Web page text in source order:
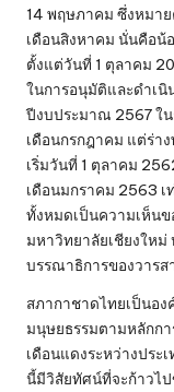
14 พฤษภาคม ซึ่งหมา
เดือนสิงหาคม นั่นคือน้
ตั้งแต่วันที่ 1 ตุลาคม
ในการอนุมัติและดำเ
ปีงบประมาณ 2567 ใ
เดือนกรกฎาคม แต่ร่
เริ่มวันที่ 1 ตุลาคม
เดือนมกราคม 2563
ทั้งหมดเป็นความเห็น
มหาวิทยาลัยเชียงให
บรรณาธิการของวารส
สภากาชาดไทยเป็นอ
มนุษยธรรมตามหลักก
เดือนแดงระหว่างประ
นี้มีวิสัยทัศน์ที่จะก้าวไ